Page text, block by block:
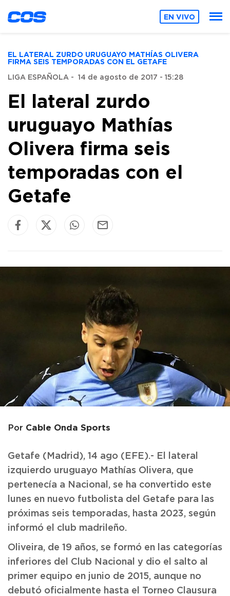
EN VIVO
EL LATERAL ZURDO URUGUAYO MATHÍAS OLIVERA
FIRMA SEIS TEMPORADAS CON EL GETAFE
LIGA ESPAÑOLA - 14 de agosto de 2017 - 15:28
El lateral zurdo
uruguayo Mathías
Olivera firma seis
temporadas con el
Getafe
Por Cable Onda Sports
Getafe (Madrid), 14 ago (EFE).- El lateral
izquierdo uruguayo Mathías Olivera, que
pertenecía a Nacional, se ha convertido este
lunes en nuevo futbolista del Getafe para las
próximas seis temporadas, hasta 2023, según
informó el club madrileño.
Oliveira, de 19 años, se formó en las categorías
inferiores del Club Nacional y dio el salto al
primer equipo en junio de 2015, aunque no
debutó oficialmente hasta el Torneo Clausura